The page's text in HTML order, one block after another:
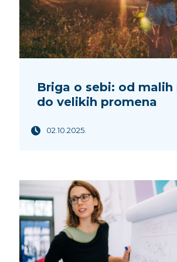
Briga o sebi: od malih
do velikih promena
02.10.2025.